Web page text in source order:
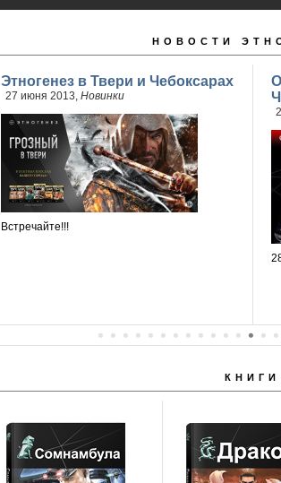
НОВОСТИ
Этногенез в Твери и Чебоксарах
27 июня 2013, Новинки
Встречайте!!!
КНИГИ